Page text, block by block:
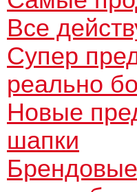
Все
Супер
реально
Новые
шапки